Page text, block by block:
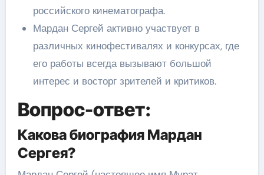
российского кинематографа.
Мардан Сергей активно участвует в
различных кинофестивалях и конкурсах, где
его работы всегда вызывают большой
интерес и восторг зрителей и критиков.
Вопрос-ответ:
Какова биография Мардан
Сергея?